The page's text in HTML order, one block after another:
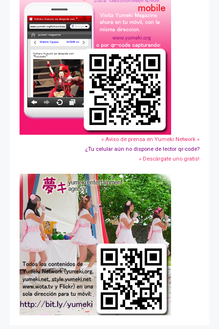
» Aviso de prensa en Yumeki Network »
¿Tu celular aún no dispone de lector qr-code?
» Descárgate uno gratis!